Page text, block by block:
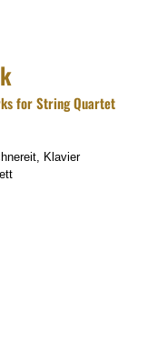
for String Quartet
Klavier